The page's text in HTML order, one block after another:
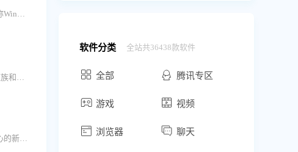
Internet Explorer 10（全称Windows Internet Explorer 10，简称IE10）是微软开发的网页浏览器。Internet Explorer 10 是一款全新的浏览器，旨在提高浏览速度并提供完美的浏览体验。全屏浏览器不仅易于使用，而且更安全，还能与 Windows8 和 Windows RT 无缝融合。IE10只能安装在Windows 7 Service Pack 1 或更高版本上。
一款专为大中学生、上班族和寻求极致浏览器体验的您而开发。更少的内存，更快的速度，没有后台进程，无打扰清净的环境支持整页翻译，全面屏，支持Mac风格，个性化新标签页，自定义界面，丰富的应用扩展，使您的浏览体验独一无二；干净的主页：简洁的主页，快速访问您最喜欢的网站，提供卓越的浏览体验；与360浏览器、QQ浏览器、火狐浏览器、UC浏览器，极速浏览器相比，UU浏览器更简洁更轻便；下载UU浏览器，获得更快、更高效和个性化的网页浏览体验！
Tabbit 是一款以 AI 为核心的新一代智能浏览器，集浏览、搜索、对话与智能执行于一体。适用于办公提效、学习研究、资料整理、内容创作等多种场景，让每一次上网都更轻松、更专注。【近期更新】- 接入最新发布的 Kimi K2.6 、DeepSeek V4.0 模型，可在对话的模型列表中选择使用；- Chromium 内核升级至 147 版本；- 定时任务功能上线：支持创建定时任务，按照设置好的时间和周期自动执行；- AI 对话内容支持生成分享链接，直接分享给他人；- 首页新增快捷方式，可以把常用网站固定在首页，方便一键直达。【官方网站】www.tabbit.com
软件分类 全站共36438款软件
全部 腾讯专区
游戏 视频
浏览器 聊天